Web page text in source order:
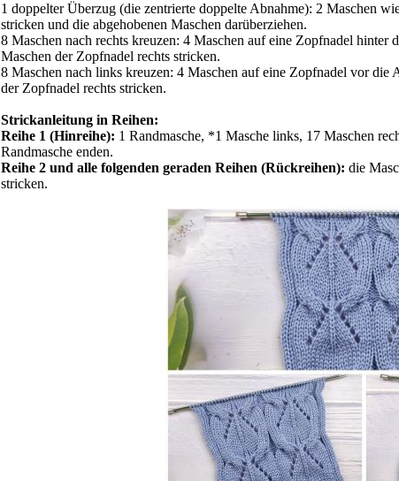
1 doppelter Überzug (die zentrierte doppelte Abnahme): 2 Maschen
stricken und die abgehobenen Maschen darüberziehen.
8 Maschen nach rechts kreuzen: 4 Maschen auf eine Zopfnadel hinter
Maschen der Zopfnadel rechts stricken.
8 Maschen nach links kreuzen: 4 Maschen auf eine Zopfnadel vor die
der Zopfnadel rechts stricken.
Strickanleitung in Reihen:
Reihe 1 (Hinreihe): 1 Randmasche, *1 Masche links, 17 Maschen
Randmasche enden.
Reihe 2 und alle folgenden geraden Reihen (Rückreihen): die
stricken.